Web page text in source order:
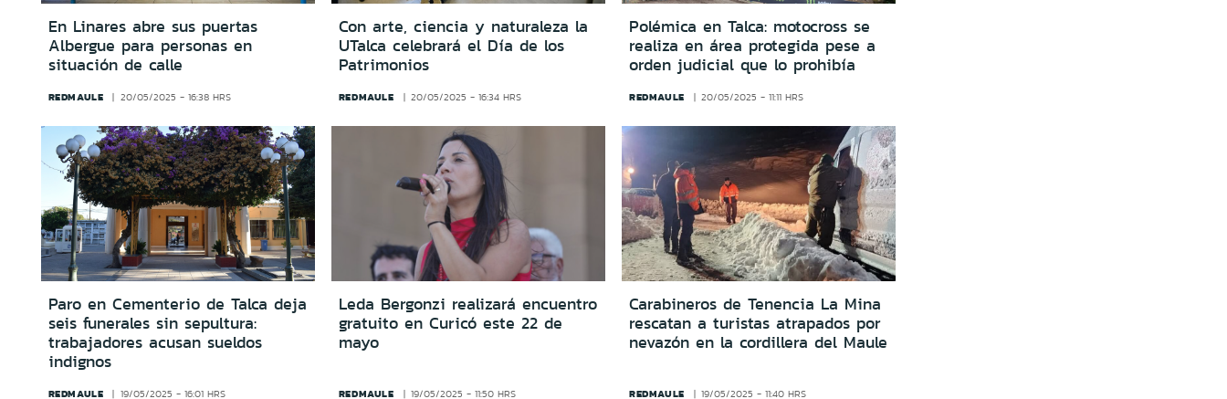
En Linares abre sus puertas
Albergue para personas en
situación de calle
REDMAULE 20/05/2025 - 16:38 HRS
Con arte, ciencia y naturaleza la
UTalca celebrará el Día de los
Patrimonios
REDMAULE 20/05/2025 - 16:34 HRS
Polémica en Talca: motocross se
realiza en área protegida pese a
orden judicial que lo prohibía
REDMAULE 20/05/2025 - 11:11 HRS
Paro en Cementerio de Talca deja
seis funerales sin sepultura:
trabajadores acusan sueldos
indignos
REDMAULE 19/05/2025 - 16:01 HRS
Leda Bergonzi realizará encuentro
gratuito en Curicó este 22 de
mayo
REDMAULE 19/05/2025 - 11:50 HRS
Carabineros de Tenencia La Mina
rescatan a turistas atrapados por
nevazón en la cordillera del Maule
REDMAULE 19/05/2025 - 11:40 HRS